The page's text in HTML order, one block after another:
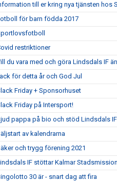
till er kring nya tjänsten hos
för barn födda 2017
restriktioner
du vara med och göra Lindsdals IF
för detta år och God Jul
Friday + Sponsorhuset
Friday på Intersport!
pappa på bio och stöd Lindsdals IF
av kalendrarna
och trygg förening 2021
IF stöttar Kalmar Stadsmission
30 är - snart dag att fira